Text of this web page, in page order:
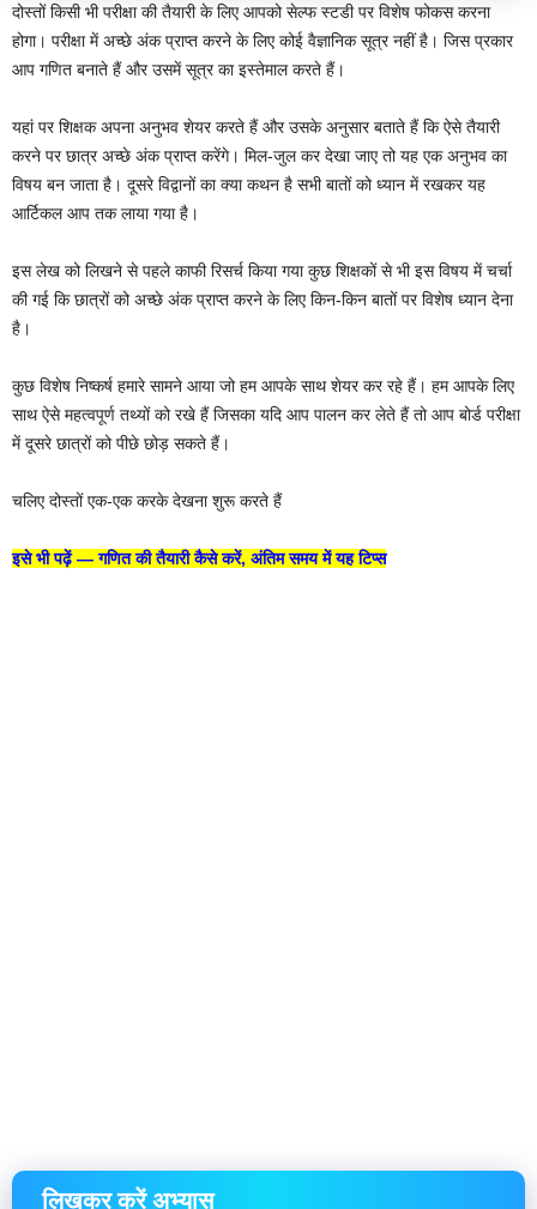
दोस्तों किसी भी परीक्षा की तैयारी के लिए आपको सेल्फ स्टडी पर विशेष फोकस करना
होगा। परीक्षा में अच्छे अंक प्राप्त करने के लिए कोई वैज्ञानिक सूत्र नहीं है। जिस प्रकार
आप गणित बनाते हैं और उसमें सूत्र का इस्तेमाल करते हैं।
यहां पर शिक्षक अपना अनुभव शेयर करते हैं और उसके अनुसार बताते हैं कि ऐसे तैयारी
करने पर छात्र अच्छे अंक प्राप्त करेंगे। मिल-जुल कर देखा जाए तो यह एक अनुभव का
विषय बन जाता है। दूसरे विद्वानों का क्या कथन है सभी बातों को ध्यान में रखकर यह
आर्टिकल आप तक लाया गया है।
इस लेख को लिखने से पहले काफी रिसर्च किया गया कुछ शिक्षकों से भी इस विषय में चर्चा
की गई कि छात्रों को अच्छे अंक प्राप्त करने के लिए किन-किन बातों पर विशेष ध्यान देना
है।
कुछ विशेष निष्कर्ष हमारे सामने आया जो हम आपके साथ शेयर कर रहे हैं। हम आपके लिए
साथ ऐसे महत्वपूर्ण तथ्यों को रखे हैं जिसका यदि आप पालन कर लेते हैं तो आप बोर्ड परीक्षा
में दूसरे छात्रों को पीछे छोड़ सकते हैं।
चलिए दोस्तों एक-एक करके देखना शुरू करते हैं
इसे भी पढ़ें —गणित की तैयारी कैसे करें, अंतिम समय में यह टिप्स
लिखकर करें अभ्यास